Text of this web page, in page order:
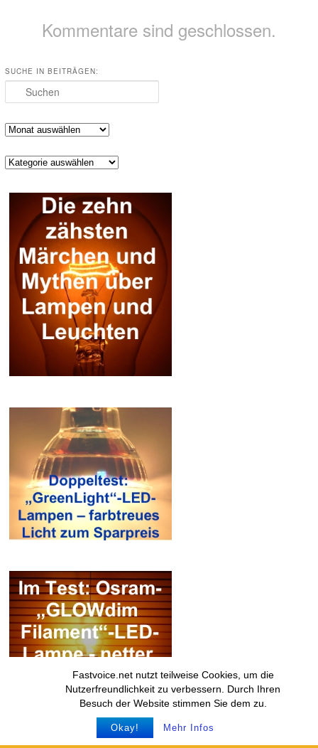
Fastvoice.net nutzt teilweise Cookies, um die
Nutzerfreundlichkeit zu verbessern. Durch Ihren
Besuch der Website stimmen Sie dem zu.
Okay! Mehr Infos
Kommentare sind geschlossen.
SUCHE IN BEITRÄGEN:
Suchen